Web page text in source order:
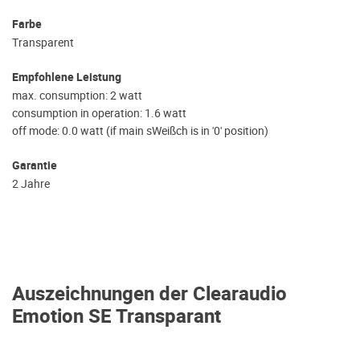
Farbe
Transparent
Empfohlene Leistung
max. consumption: 2 watt
consumption in operation: 1.6 watt
off mode: 0.0 watt (if main sWeißch is in '0' position)
Garantie
2 Jahre
Auszeichnungen der Clearaudio
Emotion SE Transparant